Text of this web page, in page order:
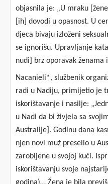
objasnila je: „U mraku
[ih] dovodi u opasnost. U
djeca bivaju izloženi
se ignorišu. Upravljanje
nudi] brz oporavak ženama
Nacanieli*, službenik
radi u Nadiju, primijetio je
iskorištavanje i nasilje:
u Nadi da bi živjela sa
Australije]. Godinu dana
njen novi muž preselio u
zarobljene u svojoj kući.
iskorištavanju svoje